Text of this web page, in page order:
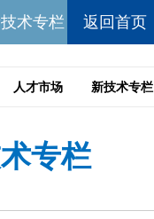
术专栏 返回首页
人才市场 新技术专栏
专栏